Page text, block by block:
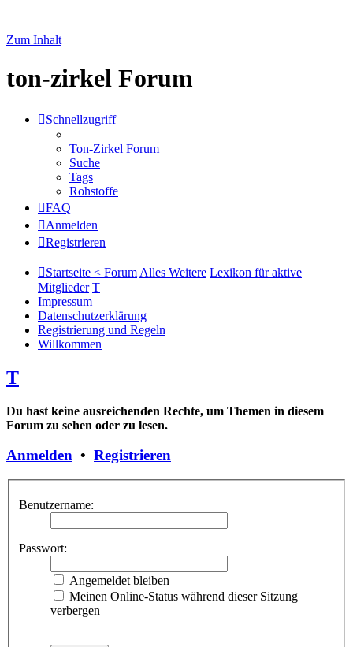
Zum Inhalt
ton-zirkel Forum
Schnellzugriff
Ton-Zirkel Forum
Suche
Tags
Rohstoffe
FAQ
Anmelden
Registrieren
Startseite < Forum Alles Weitere Lexikon für aktive
Mitglieder T
Impressum
Datenschutzerklärung
Registrierung und Regeln
Willkommen
T
Du hast keine ausreichenden Rechte, um Themen in diesem
Forum zu sehen oder zu lesen.
Anmelden • Registrieren
Benutzername:
Passwort:
Angemeldet bleiben
Meinen Online-Status während dieser Sitzung
verbergen